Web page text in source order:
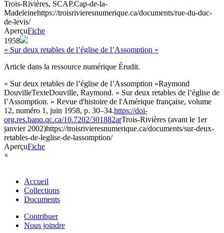
Trois-Rivières, SCAP.Cap-de-la-
Madeleinehttps://troisrivieresnumerique.ca/documents/rue-du-duc-
de-levis/
AperçuFiche
1958
« Sur deux retables de l’église de l’Assomption »
Article dans la ressource numérique Érudit.
« Sur deux retables de l’église de l’Assomption »Raymond
DouvilleTexteDouville, Raymond. « Sur deux retables de l’église de
l’Assomption. » Revue d'histoire de l'Amérique française, volume
12, numéro 1, juin 1958, p. 30–34.https://doi-
org.res.banq.qc.ca/10.7202/301882arTrois-Rivières (avant le 1er
janvier 2002)https://troisrivieresnumerique.ca/documents/sur-deux-
retables-de-leglise-de-lassomption/
AperçuFiche
×
Accueil
Collections
Documents
Contribuer
Nous joindre